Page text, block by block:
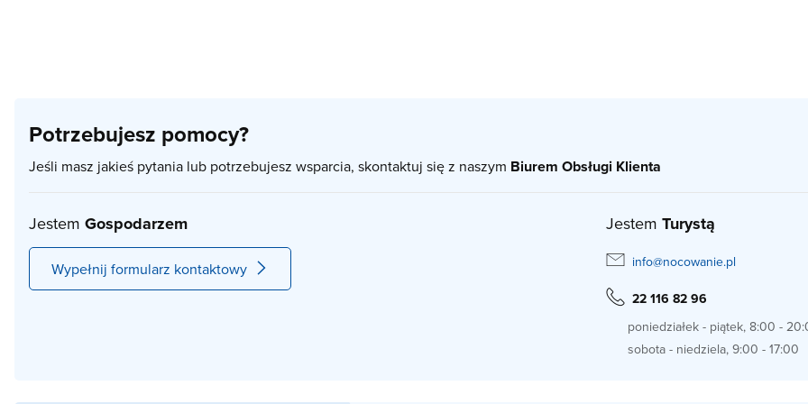
Potrzebujesz pomocy?
Jeśli masz jakieś pytania lub potrzebujesz wsparcia, skontaktuj się z naszym Biurem Obsługi Klienta
Jestem Gospodarzem
Wypełnij formularz kontaktowy
Jestem Turystą
info@nocowanie.pl
22 116 82 96
poniedziałek - piątek, 8:00 -
sobota - niedziela, 9:00 - 17:00